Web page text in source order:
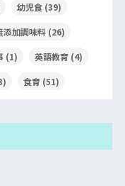
幼児食(39)
添加調味料(26)
(1) 英語教育(4)
食育(51)